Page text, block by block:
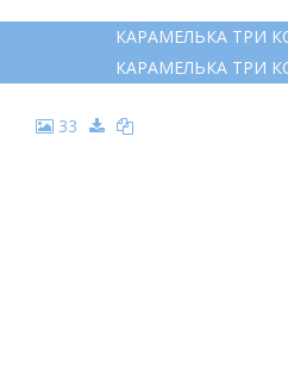
КАРАМЕЛЬКА ТРИ
КАРАМЕЛЬКА ТРИ
33